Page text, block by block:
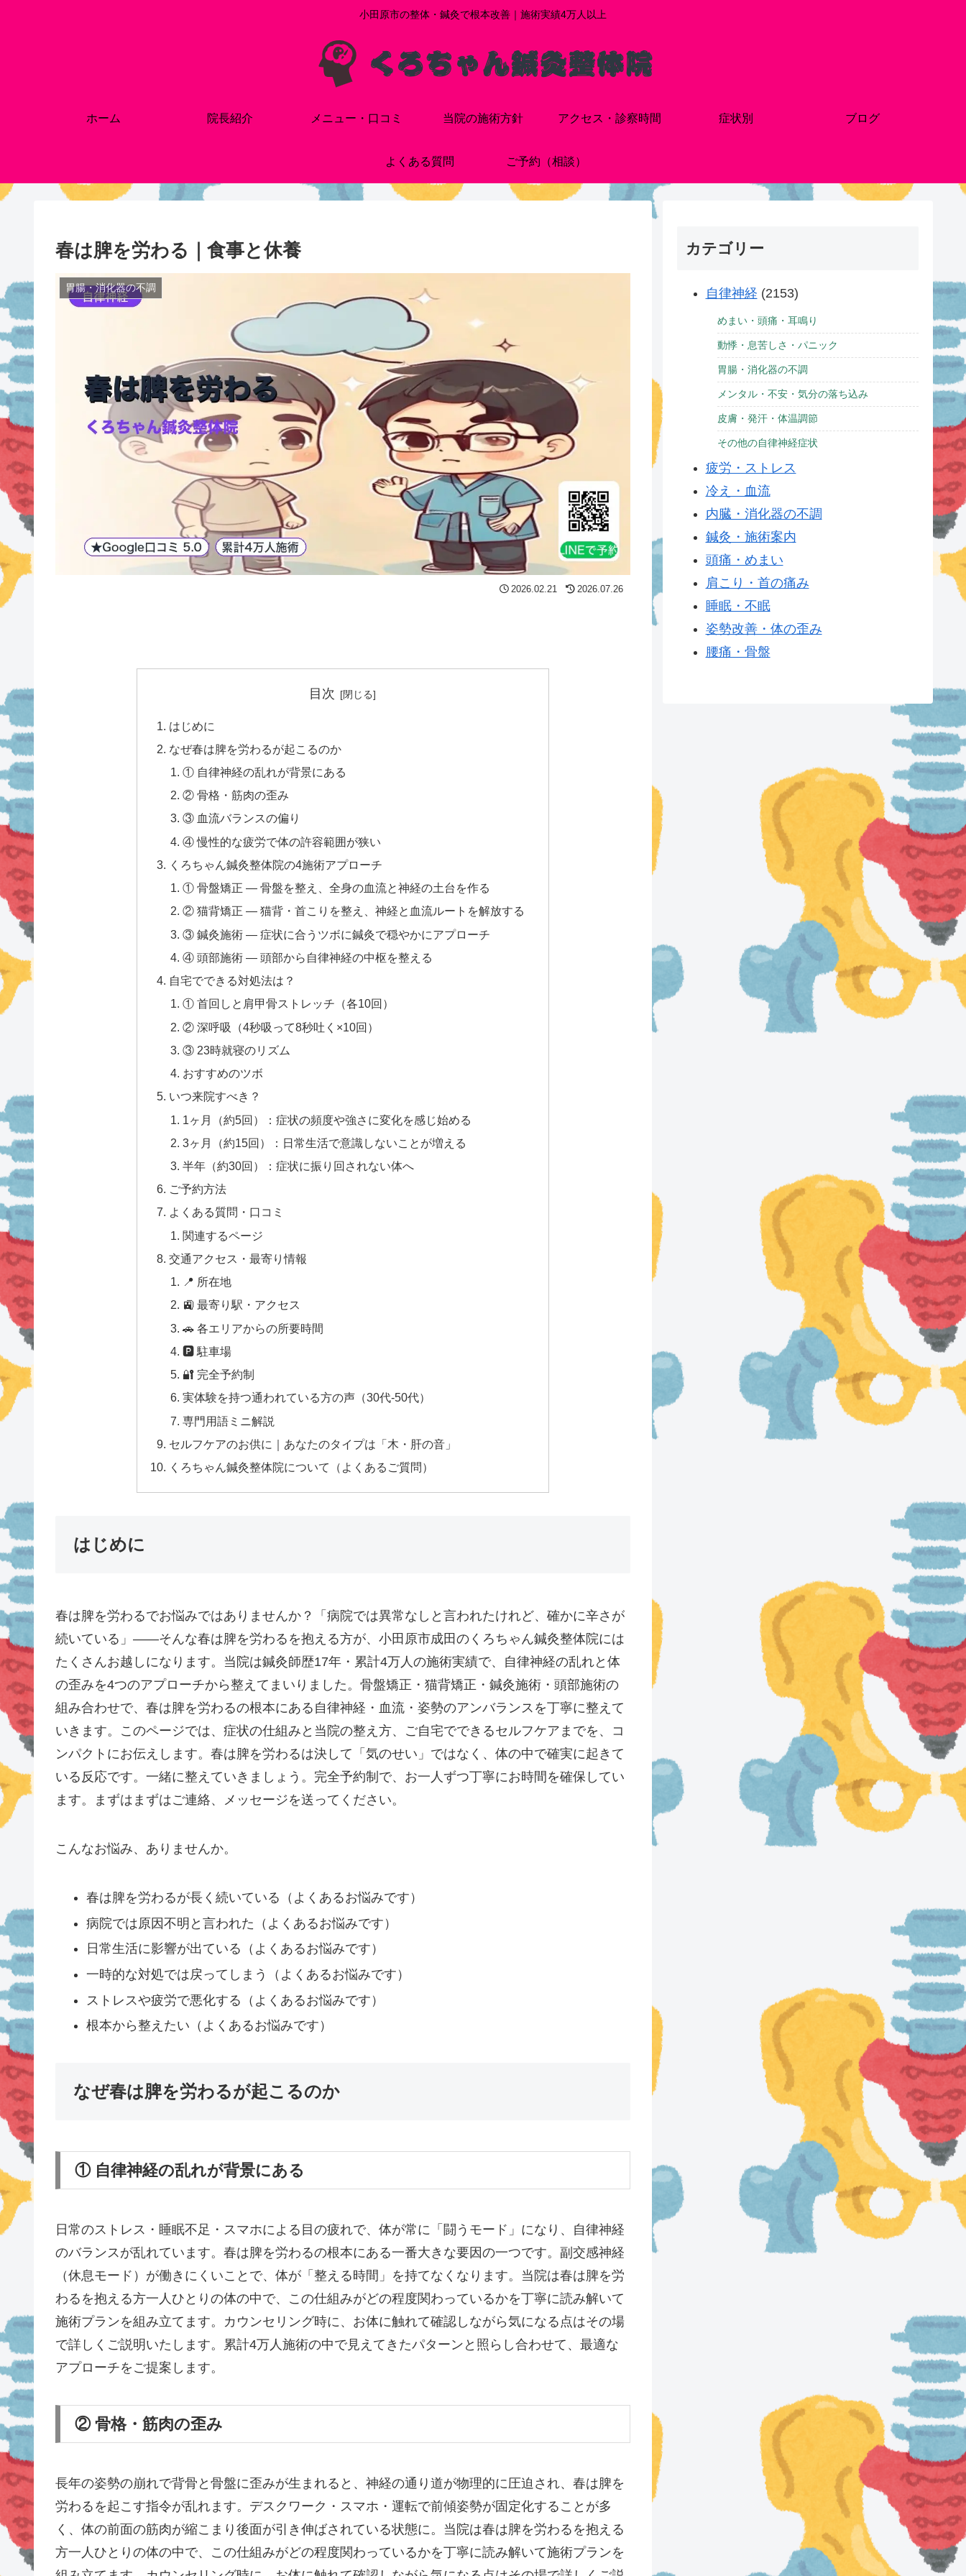
小田原市の整体・鍼灸で根本改善｜施術実績4万人以上
ホーム 院長紹介 メニュー・口コミ 当院の施術方針 アクセス・診察時間 症状別 ブログ
よくある質問 ご予約（相談）
春は脾を労わる｜食事と休養
胃腸・消化器の不調
2026.02.21 2026.07.26
目次
はじめに
なぜ春は脾を労わるが起こるのか
① 自律神経の乱れが背景にある
② 骨格・筋肉の歪み
③ 血流バランスの偏り
④ 慢性的な疲労で体の許容範囲が狭い
くろちゃん鍼灸整体院の4施術アプローチ
① 骨盤矯正 — 骨盤を整え、全身の血流と神経の土台を作る
② 猫背矯正 — 猫背・首こりを整え、神経と血流ルートを解放する
③ 鍼灸施術 — 症状に合うツボに鍼灸で穏やかにアプローチ
④ 頭部施術 — 頭部から自律神経の中枢を整える
自宅でできる対処法は？
① 首回しと肩甲骨ストレッチ（各10回）
② 深呼吸（4秒吸って8秒吐く×10回）
③ 23時就寝のリズム
おすすめのツボ
いつ来院すべき？
1ヶ月（約5回）：症状の頻度や強さに変化を感じ始める
3ヶ月（約15回）：日常生活で意識しないことが増える
半年（約30回）：症状に振り回されない体へ
ご予約方法
よくある質問・口コミ
関連するページ
交通アクセス・最寄り情報
📍 所在地
🚉 最寄り駅・アクセス
🚗 各エリアからの所要時間
🅿 駐車場
🔐 完全予約制
実体験を持つ通われている方の声（30代-50代）
専門用語ミニ解説
セルフケアのお供に｜あなたのタイプは「木・肝の音」
くろちゃん鍼灸整体院について（よくあるご質問）
はじめに
春は脾を労わるでお悩みではありませんか？「病院では異常なしと言われたけれど、確かに辛さが
続いている」——そんな春は脾を労わるを抱える方が、小田原市成田のくろちゃん鍼灸整体院には
たくさんお越しになります。当院は鍼灸師歴17年・累計4万人の施術実績で、自律神経の乱れと体
の歪みを4つのアプローチから整えてまいりました。骨盤矯正・猫背矯正・鍼灸施術・頭部施術の
組み合わせで、春は脾を労わるの根本にある自律神経・血流・姿勢のアンバランスを丁寧に整えて
いきます。このページでは、症状の仕組みと当院の整え方、ご自宅でできるセルフケアまでを、コ
ンパクトにお伝えします。春は脾を労わるは決して「気のせい」ではなく、体の中で確実に起きて
いる反応です。一緒に整えていきましょう。完全予約制で、お一人ずつ丁寧にお時間を確保してい
ます。まずはまずはご連絡、メッセージを送ってください。
こんなお悩み、ありませんか。
春は脾を労わるが長く続いている（よくあるお悩みです）
病院では原因不明と言われた（よくあるお悩みです）
日常生活に影響が出ている（よくあるお悩みです）
一時的な対処では戻ってしまう（よくあるお悩みです）
ストレスや疲労で悪化する（よくあるお悩みです）
根本から整えたい（よくあるお悩みです）
なぜ春は脾を労わるが起こるのか
① 自律神経の乱れが背景にある
日常のストレス・睡眠不足・スマホによる目の疲れで、体が常に「闘うモード」になり、自律神経
のバランスが乱れています。春は脾を労わるの根本にある一番大きな要因の一つです。副交感神経
（休息モード）が働きにくいことで、体が「整える時間」を持てなくなります。当院は春は脾を労
わるを抱える方一人ひとりの体の中で、この仕組みがどの程度関わっているかを丁寧に読み解いて
施術プランを組み立てます。カウンセリング時に、お体に触れて確認しながら気になる点はその場
で詳しくご説明いたします。累計4万人施術の中で見えてきたパターンと照らし合わせて、最適な
アプローチをご提案します。
② 骨格・筋肉の歪み
長年の姿勢の崩れで背骨と骨盤に歪みが生まれると、神経の通り道が物理的に圧迫され、春は脾を
労わるを起こす指令が乱れます。デスクワーク・スマホ・運転で前傾姿勢が固定化することが多
く、体の前面の筋肉が縮こまり後面が引き伸ばされている状態に。当院は春は脾を労わるを抱える
方一人ひとりの体の中で、この仕組みがどの程度関わっているかを丁寧に読み解いて施術プランを
カテゴリー
自律神経 (2153)
めまい・頭痛・耳鳴り
動悸・息苦しさ・パニック
胃腸・消化器の不調
メンタル・不安・気分の落ち込み
皮膚・発汗・体温調節
その他の自律神経症状
疲労・ストレス
冷え・血流
内臓・消化器の不調
鍼灸・施術案内
頭痛・めまい
肩こり・首の痛み
睡眠・不眠
姿勢改善・体の歪み
腰痛・骨盤